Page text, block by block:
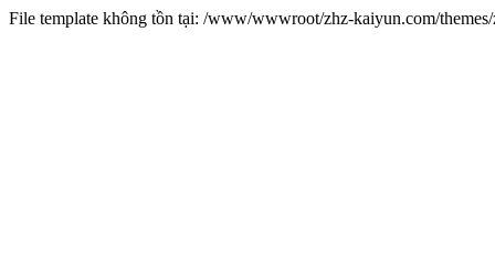
File template không tồn tại: /www/wwwroot/zhz-kaiyun.com/